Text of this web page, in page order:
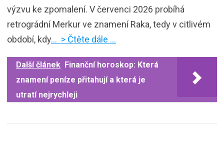
výzvu ke zpomalení. V červenci 2026 probíhá
retrográdní Merkur ve znamení Raka, tedy v citlivém
období, kdy… > Čtěte dále …
Další článek Finanční horoskop: Která
znamení peníze přitahují a která je
utratí nejrychleji